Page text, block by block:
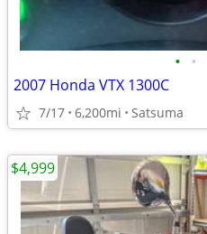
• •
2007 Honda VTX 1300C
7/17 6,200mi Satsuma
$4,999